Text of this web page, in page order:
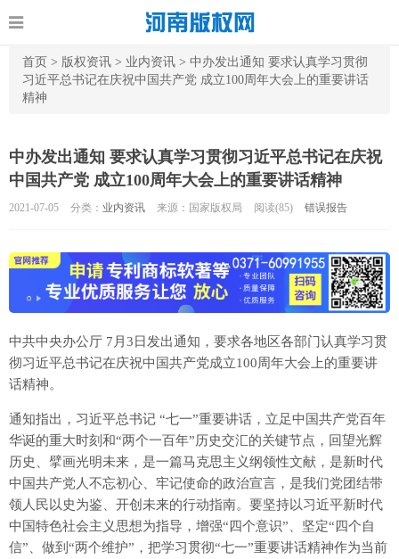
首页 > 版权资讯 > 业内资讯 > 中办发出通知 要求认真学习贯彻
习近平总书记在庆祝中国共产党 成立100周年大会上的重要讲话
精神
中办发出通知 要求认真学习贯彻习近平总书记在庆祝
中国共产党 成立100周年大会上的重要讲话精神
2021-07-05 分类： 业内资讯 来源：国家版权局 阅读(85) 错误报告
中共中央办公厅 7月3日发出通知，要求各地区各部门认真学习贯
彻习近平总书记在庆祝中国共产党成立100周年大会上的重要讲
话精神。
通知指出，习近平总书记 “七一”重要讲话，立足中国共产党百年
华诞的重大时刻和“两个一百年”历史交汇的关键节点，回望光辉
历史、擘画光明未来，是一篇马克思主义纲领性文献，是新时代
中国共产党人不忘初心、牢记使命的政治宣言，是我们党团结带
领人民以史为鉴、开创未来的行动指南。要坚持以习近平新时代
中国特色社会主义思想为指导，增强“四个意识”、坚定“四个自
信”、做到“两个维护”，把学习贯彻“七一”重要讲话精神作为当前